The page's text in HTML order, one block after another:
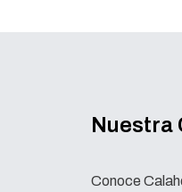
Nuestra
Conoce